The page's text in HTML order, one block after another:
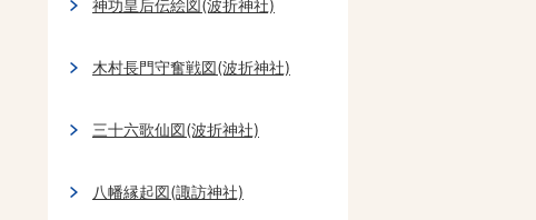
神功皇后伝絵図(波折神社)
木村長門守奮戦図(波折神社)
三十六歌仙図(波折神社)
八幡縁起図(諏訪神社)